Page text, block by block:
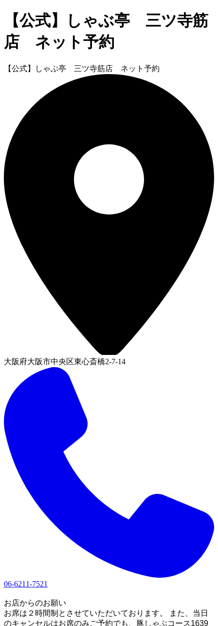
【公式】しゃぶ亭 三ツ寺筋
店 ネット予約
【公式】しゃぶ亭 三ツ寺筋店 ネット予約
大阪府大阪市中央区東心斎橋2-7-14
06-6211-7521
お店からのお願い
お席は２時間制とさせていただいております。 また、当日
のキャンセルはお席のみご予約でも、豚しゃぶコース1639